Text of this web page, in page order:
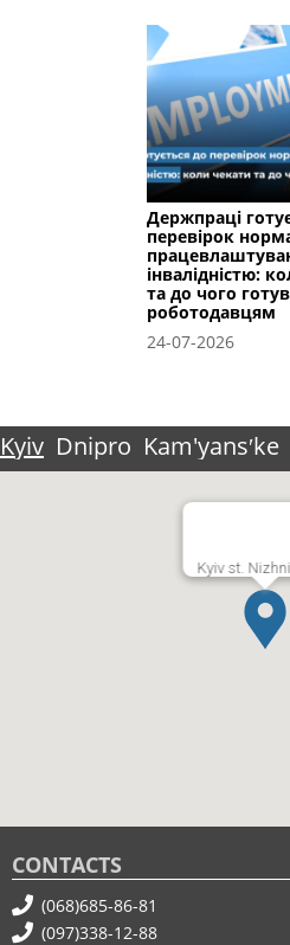
Держпраці
перевірок
інвалідністю:
та до чого
роботодавцям
24-07-2026
Kyiv Dnipro Kam'yansʹke
Kyiv st.
CONTACTS
(068)685-86-81
(097)338-12-88